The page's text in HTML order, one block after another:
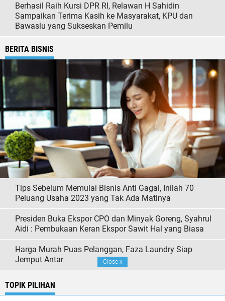
Berhasil Raih Kursi DPR RI, Relawan H Sahidin
Sampaikan Terima Kasih ke Masyarakat, KPU dan
Bawaslu yang Sukseskan Pemilu
BERITA BISNIS
Tips Sebelum Memulai Bisnis Anti Gagal, Inilah 70
Peluang Usaha 2023 yang Tak Ada Matinya
Presiden Buka Ekspor CPO dan Minyak Goreng, Syahrul
Aidi : Pembukaan Keran Ekspor Sawit Hal yang Biasa
Harga Murah Puas Pelanggan, Faza Laundry Siap
Jemput Antar
TOPIK PILIHAN
Close x